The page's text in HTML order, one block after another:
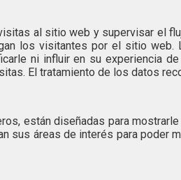
al sitio web y supervisar el
los visitantes por el sitio
ni influir en su experiencia
El tratamiento de los datos
están diseñadas para
sus áreas de interés para